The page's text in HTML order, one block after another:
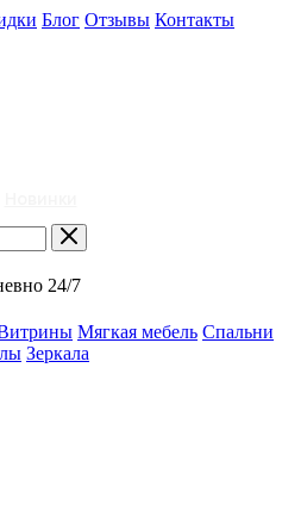
Блог Отзывы Контакты
24/7
Мягкая мебель Спальни
Зеркала